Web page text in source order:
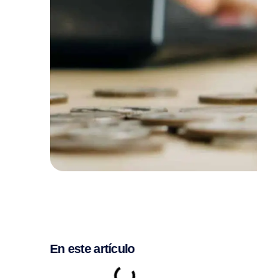
En este artículo